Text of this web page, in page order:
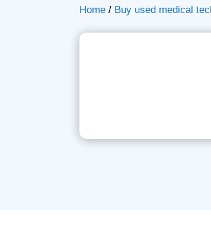
Home / Buy used medical